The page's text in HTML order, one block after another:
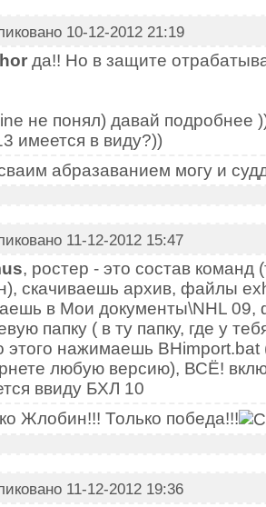
10-12-2012 21:19
да!! Но в защите
не понял) давай подробнее
имеется в виду?))
абразаванием могу и
11-12-2012 15:47
, ростер - это состав команд
скачиваешь архив, файлы
в Мои документы\NHL 09,
папку ( в ту папку, где у
этого нажимаешь BHimport.bat
любую версию), ВСЁ!
ввиду БХЛ 10
Жлобин!!! Только победа!!!
11-12-2012 19:36